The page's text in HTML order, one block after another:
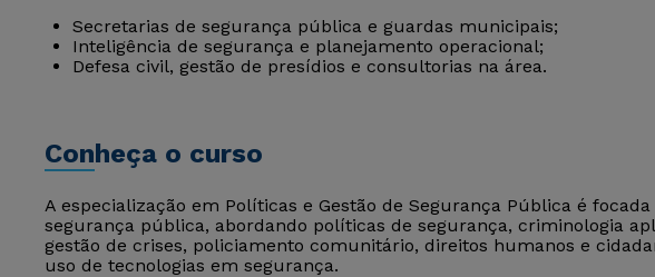
Secretarias de segurança pública e guardas municipais;
Inteligência de segurança e planejamento operacional;
Defesa civil, gestão de presídios e consultorias na área.
Conheça o curso
A especialização em Políticas e Gestão de Segurança Pública é
segurança pública, abordando políticas de segurança, criminologia
gestão de crises, policiamento comunitário, direitos humanos e
uso de tecnologias em segurança.